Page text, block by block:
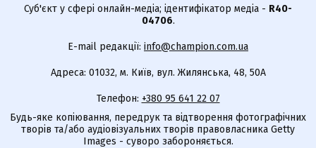
Суб'єкт у сфері онлайн-медіа; ідентифікатор медіа - R40-
04706.
E-mail редакції: info@champion.com.ua
Адреса: 01032, м. Київ, вул. Жилянська, 48, 50А
Телефон: +380 95 641 22 07
Будь-яке копіювання, передрук та відтворення фотографічних
творів та/або аудіовізуальних творів правовласника Getty
Images - суворо забороняється.